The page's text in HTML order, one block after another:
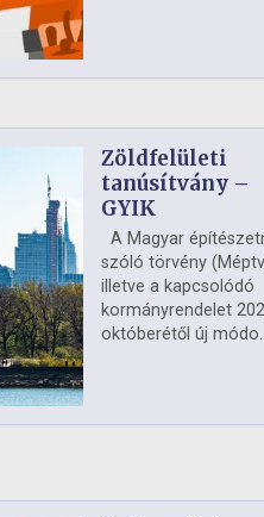
Zöldfelületi
tanúsítvány –
GYIK
A Magyar
szóló törvény
illetve a kapcsolódó
kormányrendelet
októberétől új